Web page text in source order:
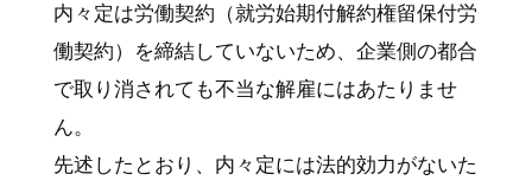
内々定は労働契約（就労始期付解約権留保付労
働契約）を締結していないため、企業側の都合
で取り消されても不当な解雇にはあたりませ
ん。
先述したとおり、内々定には法的効力がないた